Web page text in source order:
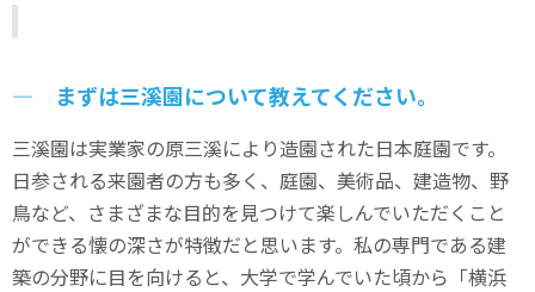
― まずは三溪園について教えてください。
三溪園は実業家の原三溪により造園された日本庭園です。
日参される来園者の方も多く、庭園、美術品、建造物、野
鳥など、さまざまな目的を見つけて楽しんでいただくこと
ができる懐の深さが特徴だと思います。私の専門である建
築の分野に目を向けると、大学で学んでいた頃から「横浜